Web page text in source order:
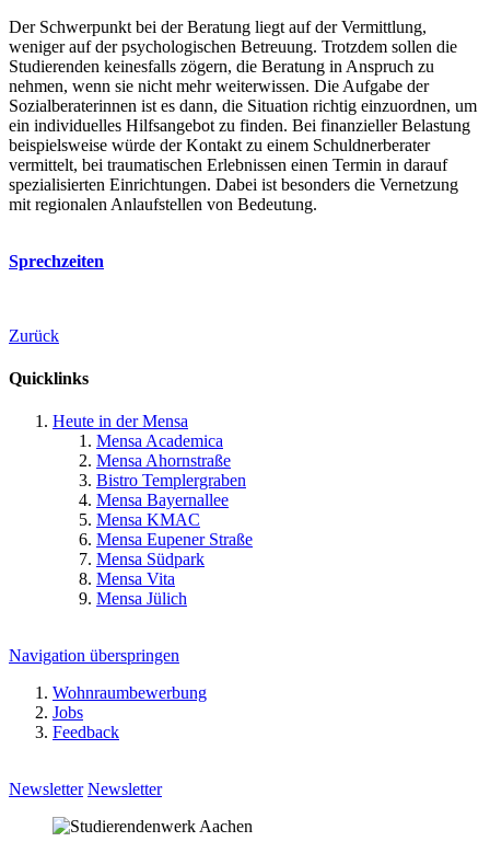
Der Schwerpunkt bei der Beratung liegt auf der Vermittlung,
weniger auf der psychologischen Betreuung. Trotzdem sollen die
Studierenden keinesfalls zögern, die Beratung in Anspruch zu
nehmen, wenn sie nicht mehr weiterwissen. Die Aufgabe der
Sozialberaterinnen ist es dann, die Situation richtig einzuordnen, um
ein individuelles Hilfsangebot zu finden. Bei finanzieller Belastung
beispielsweise würde der Kontakt zu einem Schuldnerberater
vermittelt, bei traumatischen Erlebnissen einen Termin in darauf
spezialisierten Einrichtungen. Dabei ist besonders die Vernetzung
mit regionalen Anlaufstellen von Bedeutung.
Sprechzeiten
Zurück
Quicklinks
Heute in der Mensa
Mensa Academica
Mensa Ahornstraße
Bistro Templergraben
Mensa Bayernallee
Mensa KMAC
Mensa Eupener Straße
Mensa Südpark
Mensa Vita
Mensa Jülich
Navigation überspringen
Wohnraumbewerbung
Jobs
Feedback
Newsletter Newsletter